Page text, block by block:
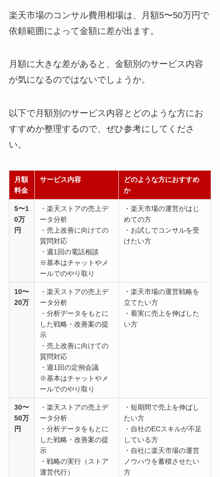
楽天市場のコンサル費用相場は、月額5〜50万円で
依頼範囲によって金額に差が出ます。
月額に大きな差があると、金額別のサービス内容
が気になるのではないでしょうか。
以下で月額別のサービス内容とどのような方にお
すすめか整理するので、ぜひ参考にしてくださ
い。
月額
料金
サービス内容
どのような方におすすめ
か
5〜1
0万
円
・楽天ストアの売上デ
ータ分析
・売上改善に向けての
質問対応
・週1回の電話相談
※基本はチャットやメ
ールでのやり取り
・楽天市場の運営がはじ
めての方
・お試しでコンサルを受
けたい方
10〜
20万
・楽天ストアの売上デ
ータ分析
・分析データをもとに
した戦略・改善案の提
示
・売上改善に向けての
質問対応
・週1回の定例会議
※基本はチャットやメ
ールでのやり取り
・楽天市場の運営戦略を
立てたい方
・着実に売上を伸ばした
い方
30〜
50万
円
・楽天ストアの売上デ
ータ分析
・分析データをもとに
した戦略・改善案の提
示
・戦略の実行（ストア
運営代行）
・短期間で売上を伸ばし
たい方
・自社のECスキルが不足
している方
・自社に楽天市場の運営
ノウハウを蓄積させたい
方